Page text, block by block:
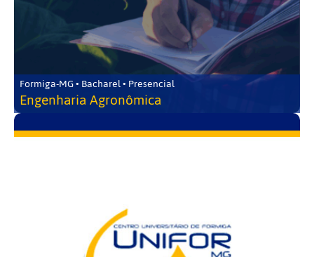
Formiga-MG • Bacharel • Presencial
Engenharia Agronômica